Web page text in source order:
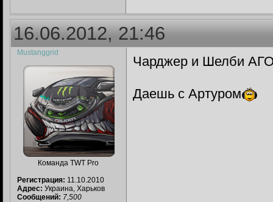
16.06.2012, 21:46
Mustanggrid
Команда TWT Pro
Регистрация: 11.10.2010
Адрес: Украина, Харьков
Сообщений: 7,500
Чарджер и Шелби
Даешь с Артуром